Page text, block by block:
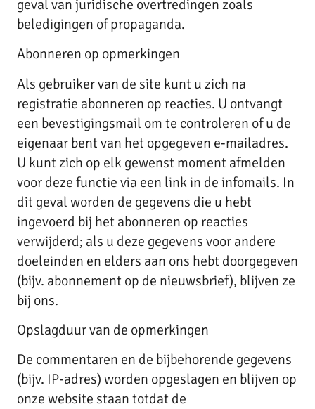
geval van juridische overtredingen zoals
beledigingen of propaganda.
Abonneren op opmerkingen
Als gebruiker van de site kunt u zich na
registratie abonneren op reacties. U ontvangt
een bevestigingsmail om te controleren of u de
eigenaar bent van het opgegeven e-mailadres.
U kunt zich op elk gewenst moment afmelden
voor deze functie via een link in de infomails. In
dit geval worden de gegevens die u hebt
ingevoerd bij het abonneren op reacties
verwijderd; als u deze gegevens voor andere
doeleinden en elders aan ons hebt doorgegeven
(bijv. abonnement op de nieuwsbrief), blijven ze
bij ons.
Opslagduur van de opmerkingen
De commentaren en de bijbehorende gegevens
(bijv. IP-adres) worden opgeslagen en blijven op
onze website staan totdat de